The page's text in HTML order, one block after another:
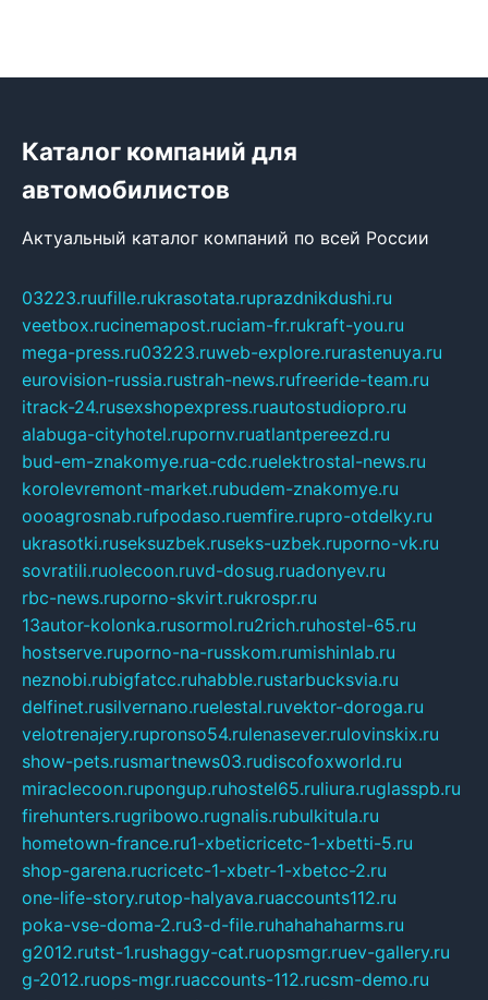
Каталог компаний для
автомобилистов
Актуальный каталог компаний по всей России
03223.ruufille.rukrasotata.ruprazdnikdushi.ru
veetbox.rucinemapost.ruciam-fr.rukraft-you.ru
mega-press.ru03223.ruweb-explore.rurastenuya.ru
eurovision-russia.rustrah-news.rufreeride-team.ru
itrack-24.rusexshopexpress.ruautostudiopro.ru
alabuga-cityhotel.rupornv.ruatlantpereezd.ru
bud-em-znakomye.rua-cdc.ruelektrostal-news.ru
korolevremont-market.rubudem-znakomye.ru
oooagrosnab.rufpodaso.ruemfire.rupro-otdelky.ru
ukrasotki.ruseksuzbek.ruseks-uzbek.ruporno-vk.ru
sovratili.ruolecoon.ruvd-dosug.ruadonyev.ru
rbc-news.ruporno-skvirt.rukrospr.ru
13autor-kolonka.rusormol.ru2rich.ruhostel-65.ru
hostserve.ruporno-na-russkom.rumishinlab.ru
neznobi.rubigfatcc.ruhabble.rustarbucksvia.ru
delfinet.rusilvernano.ruelestal.ruvektor-doroga.ru
velotrenajery.rupronso54.rulenasever.rulovinskix.ru
show-pets.rusmartnews03.rudiscofoxworld.ru
miraclecoon.rupongup.ruhostel65.ruliura.ruglasspb.ru
firehunters.rugribowo.rugnalis.rubulkitula.ru
hometown-france.ru1-xbeticricetc-1-xbetti-5.ru
shop-garena.rucricetc-1-xbetr-1-xbetcc-2.ru
one-life-story.rutop-halyava.ruaccounts112.ru
poka-vse-doma-2.ru3-d-file.ruhahahaharms.ru
g2012.rutst-1.rushaggy-cat.ruopsmgr.ruev-gallery.ru
g-2012.ruops-mgr.ruaccounts-112.rucsm-demo.ru